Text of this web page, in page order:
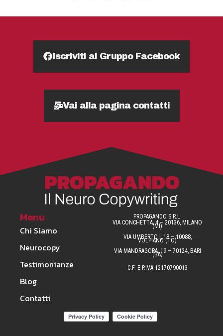
Iscriviti al Gruppo Facebook
Vai alla pagina contatti
Menu
Chi Siamo
Neurocopy
Testimonianze
Blog
Contatti
PROPAGANDO S.R.L.
VIA CONCHETTA, 4 – 20136, MILANO
(MI)
VIA UMBERTO I, 18 – 10088,
VOLPIANO (TO)
VIA MANDRAGORA, 19 – 70124, BARI
(BA)
C.F. E P.IVA 12170790013